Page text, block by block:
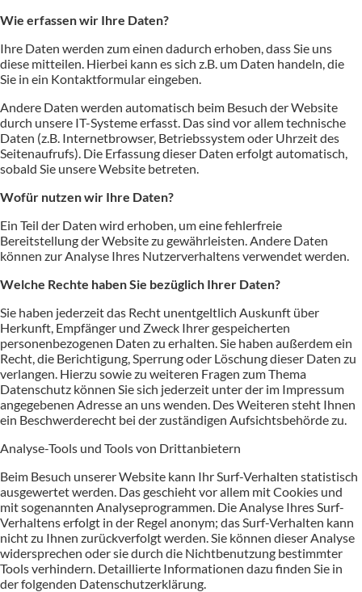
Wie erfassen wir Ihre Daten?
Ihre Daten werden zum einen dadurch erhoben, dass Sie uns
diese mitteilen. Hierbei kann es sich z.B. um Daten handeln, die
Sie in ein Kontaktformular eingeben.
Andere Daten werden automatisch beim Besuch der Website
durch unsere IT-Systeme erfasst. Das sind vor allem technische
Daten (z.B. Internetbrowser, Betriebssystem oder Uhrzeit des
Seitenaufrufs). Die Erfassung dieser Daten erfolgt automatisch,
sobald Sie unsere Website betreten.
Wofür nutzen wir Ihre Daten?
Ein Teil der Daten wird erhoben, um eine fehlerfreie
Bereitstellung der Website zu gewährleisten. Andere Daten
können zur Analyse Ihres Nutzerverhaltens verwendet werden.
Welche Rechte haben Sie bezüglich Ihrer Daten?
Sie haben jederzeit das Recht unentgeltlich Auskunft über
Herkunft, Empfänger und Zweck Ihrer gespeicherten
personenbezogenen Daten zu erhalten. Sie haben außerdem ein
Recht, die Berichtigung, Sperrung oder Löschung dieser Daten zu
verlangen. Hierzu sowie zu weiteren Fragen zum Thema
Datenschutz können Sie sich jederzeit unter der im Impressum
angegebenen Adresse an uns wenden. Des Weiteren steht Ihnen
ein Beschwerderecht bei der zuständigen Aufsichtsbehörde zu.
Analyse-Tools und Tools von Drittanbietern
Beim Besuch unserer Website kann Ihr Surf-Verhalten statistisch
ausgewertet werden. Das geschieht vor allem mit Cookies und
mit sogenannten Analyseprogrammen. Die Analyse Ihres Surf-
Verhaltens erfolgt in der Regel anonym; das Surf-Verhalten kann
nicht zu Ihnen zurückverfolgt werden. Sie können dieser Analyse
widersprechen oder sie durch die Nichtbenutzung bestimmter
Tools verhindern. Detaillierte Informationen dazu finden Sie in
der folgenden Datenschutzerklärung.